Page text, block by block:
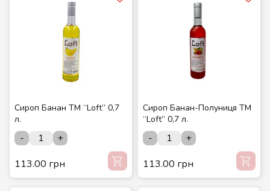
Сироп Банан ТМ “Loft” 0,7
л.
-
+
113.00 грн
Сироп Банан-Полуниця ТМ
“Loft” 0,7 л.
-
+
113.00 грн